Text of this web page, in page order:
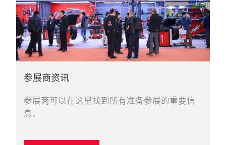
参展商资讯
参展商可以在这里找到所有准备参展的重要信
息。